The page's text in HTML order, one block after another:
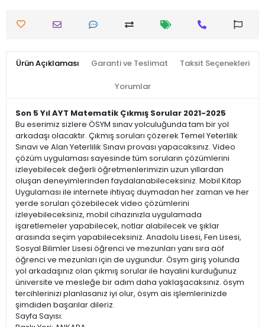
Ürün Açıklaması Garanti ve Teslimat Taksit Seçenekleri
Yorumlar
Son 5 Yıl AYT Matematik Çıkmış Sorular 2021-2025
Bu eserimiz sizlere ÖSYM sınav yolculuğunda tam bir yol
arkadaşı olacaktır. Çıkmış soruları çözerek Temel Yeterlilik
Sınavı ve Alan Yeterlilik Sınavı provası yapacaksınız. Video
çözüm uygulaması sayesinde tüm soruların çözümlerini
izleyebilecek değerli öğretmenlerimizin uzun yıllardan
oluşan deneyimlerinden faydalanabileceksiniz. Mobil Kitap
Uygulaması ile internete ihtiyaç duymadan her zaman ve her
yerde soruları çözebilecek video çözümlerini
izleyebileceksiniz, mobil cihazınızla uygulamada
işaretlemeler yapabilecek, notlar alabilecek ve şıklar
arasında seçim yapabileceksiniz. Anadolu Lisesi, Fen Lisesi,
Sosyal Bilimler Lisesi öğrenci ve mezunları yanı sıra aöf
öğrenci ve mezunları için de uygundur. Ösym giriş yolunda
yol arkadaşınız olan çıkmış sorular ile hayalini kurduğunuz
üniversite ve mesleğe bir adım daha yaklaşacaksınız. ösym
tercihlerinizi planlasanız iyi olur, ösym ais işlemlerinizde
şimdiden başarılar dileriz.
Sayfa Sayısı: